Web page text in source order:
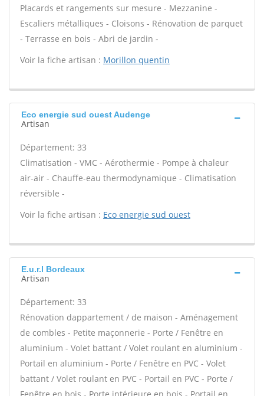
Placards et rangements sur mesure - Mezzanine -
Escaliers métalliques - Cloisons - Rénovation de parquet
- Terrasse en bois - Abri de jardin -
Voir la fiche artisan : Morillon quentin
Eco energie sud ouest Audenge
Artisan
Département: 33
Climatisation - VMC - Aérothermie - Pompe à chaleur
air-air - Chauffe-eau thermodynamique - Climatisation
réversible -
Voir la fiche artisan : Eco energie sud ouest
E.u.r.l Bordeaux
Artisan
Département: 33
Rénovation dappartement / de maison - Aménagement
de combles - Petite maçonnerie - Porte / Fenêtre en
aluminium - Volet battant / Volet roulant en aluminium -
Portail en aluminium - Porte / Fenêtre en PVC - Volet
battant / Volet roulant en PVC - Portail en PVC - Porte /